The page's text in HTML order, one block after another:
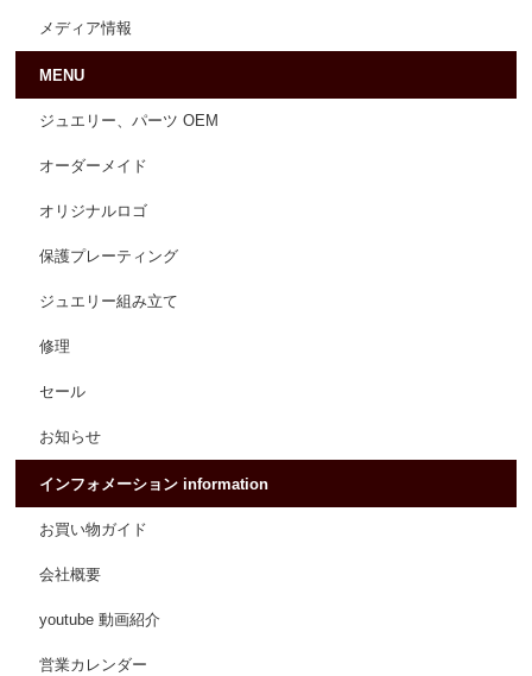
メディア情報
MENU
ジュエリー、パーツ OEM
オーダーメイド
オリジナルロゴ
保護プレーティング
ジュエリー組み立て
修理
セール
お知らせ
インフォメーション information
お買い物ガイド
会社概要
youtube 動画紹介
営業カレンダー